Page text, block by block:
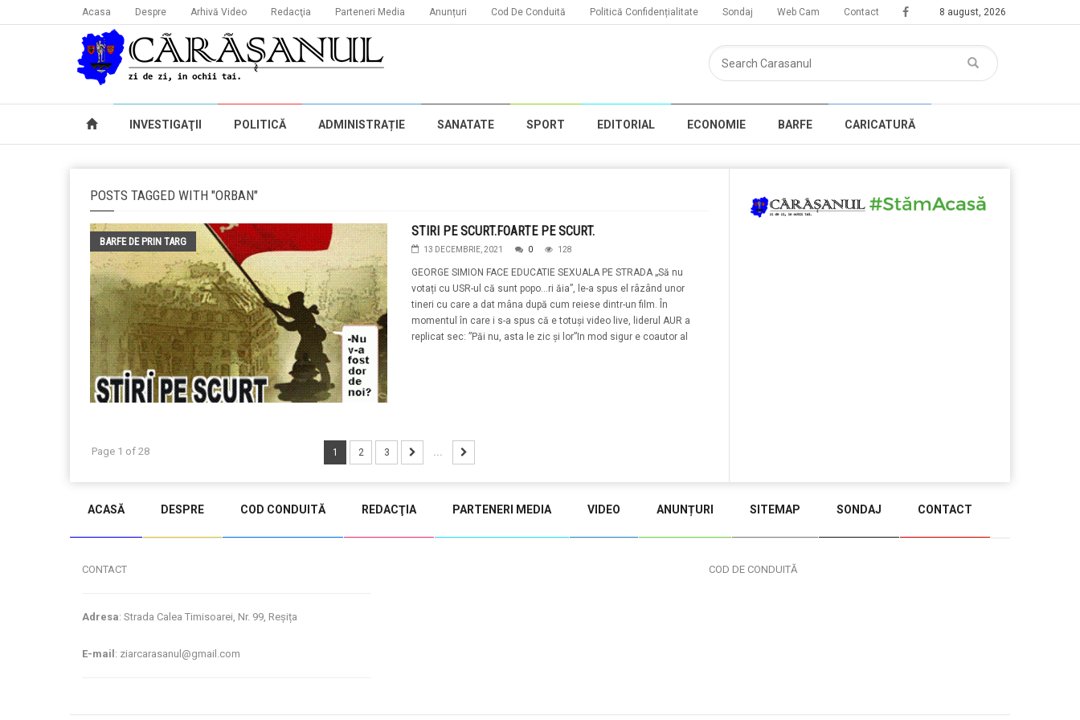
8 august, 2026
Acasa Despre Arhivă Video Redacţia Parteneri Media Anunțuri Cod De Conduită Politică Confidențialitate Sondaj Web Cam Contact
INVESTIGAŢII POLITICĂ ADMINISTRAȚIE SANATATE SPORT EDITORIAL ECONOMIE BARFE CARICATURĂ
POSTS TAGGED WITH "ORBAN"
BARFE DE PRIN TARG
STIRI PE SCURT.FOARTE PE SCURT.
13 DECEMBRIE, 2021 0 128
GEORGE SIMION FACE EDUCATIE SEXUALA PE STRADA „Să nu
votați cu USR-ul că sunt popo...ri ăia”, le-a spus el râzând unor
tineri cu care a dat mâna după cum reiese dintr-un film. În
momentul în care i s-a spus că e totuși video live, liderul AUR a
replicat sec: ”Păi nu, asta le zic și lor”In mod sigur e coautor al
Page 1 of 28 1 2 3 ...
ACASĂ DESPRE COD CONDUITĂ REDACŢIA PARTENERI MEDIA VIDEO ANUNȚURI SITEMAP SONDAJ CONTACT
CONTACT
Adresa: Strada Calea Timisoarei, Nr. 99, Reșița
E-mail : ziarcarasanul@gmail.com
COD DE CONDUITĂ